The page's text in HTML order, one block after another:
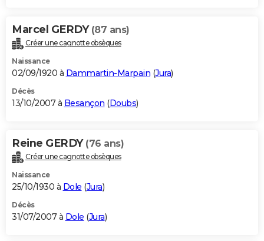
Marcel GERDY (87 ans)
Créer une cagnotte obsèques
Naissance
02/09/1920 à Dammartin-Marpain (Jura)
Décès
13/10/2007 à Besançon (Doubs)
Reine GERDY (76 ans)
Créer une cagnotte obsèques
Naissance
25/10/1930 à Dole (Jura)
Décès
31/07/2007 à Dole (Jura)